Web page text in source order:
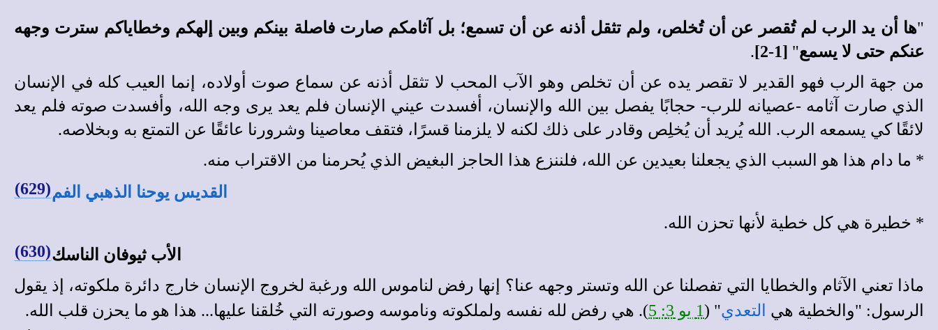
"ها أن يد الرب لم تُقصر عن أن تُخلص، ولم تثقل أذنه عن أن تسمع؛ بل آثامكم صارت فاصلة بينكم وبين إلهكم وخطاياكم سترت وجهه
عنكم حتى لا يسمع"
[1-2]
.
من جهة الرب فهو القدير لا تقصر يده عن أن تخلص وهو الآب المحب لا تثقل أذنه عن سماع صوت أولاده، إنما العيب كله في الإنسان
الذي صارت آثامه -عصيانه للرب- حجابًا يفصل بين الله والإنسان، أفسدت عيني الإنسان فلم يعد يرى وجه الله، وأفسدت صوته فلم يعد
لائقًا كي يسمعه الرب. الله يُريد أن يُخلِص وقادر على ذلك لكنه لا يلزمنا قسرًا، فتقف معاصينا وشرورنا عائقًا عن التمتع به وبخلاصه.
* ما دام هذا هو السبب الذي يجعلنا بعيدين عن الله، فلننزع هذا الحاجز البغيض الذي يُحرمنا من الاقتراب منه.
القديس يوحنا الذهبي الفم(629)
* خطيرة هي كل خطية لأنها تحزن الله.
الأب ثيوفان الناسك(630)
ماذا تعني الآثام والخطايا التي تفصلنا عن الله وتستر وجهه عنا؟ إنها رفض لناموس الله ورغبة لخروج الإنسان خارج دائرة ملكوته، إذ يقول
الرسول: "والخطية هي
التعدي" (1 يو 3: 5
). هي رفض لله نفسه ولملكوته وناموسه وصورته التي خُلقنا عليها... هذا هو ما يحزن قلب الله.